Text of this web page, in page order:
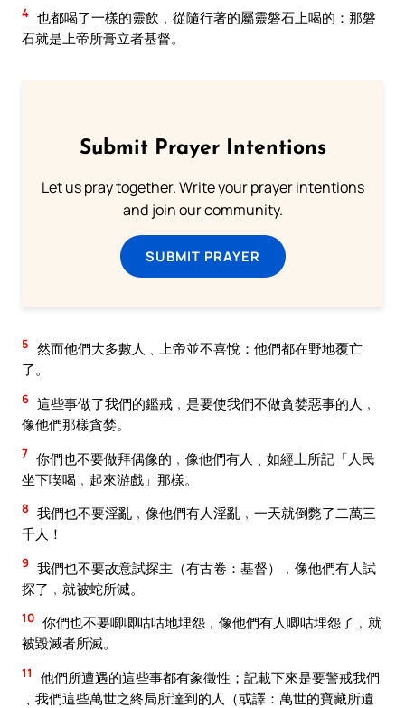
4 也都喝了一樣的靈飲﹐從隨行著的屬靈磐石上喝的：那磐
石就是上帝所膏立者基督。
Submit Prayer Intentions
Let us pray together. Write your prayer intentions
and join our community.
SUBMIT PRAYER
5 然而他們大多數人﹑上帝並不喜悅：他們都在野地覆亡
了。
6 這些事做了我們的鑑戒﹐是要使我們不做貪婪惡事的人﹐
像他們那樣貪婪。
7 你們也不要做拜偶像的﹐像他們有人﹑如經上所記「人民
坐下喫喝﹐起來游戲」那樣。
8 我們也不要淫亂﹐像他們有人淫亂﹐一天就倒斃了二萬三
千人！
9 我們也不要故意試探主（有古卷：基督）﹐像他們有人試
探了﹐就被蛇所滅。
10 你們也不要唧唧咕咕地埋怨﹐像他們有人唧咕埋怨了﹐就
被毀滅者所滅。
11
他們所遭遇的這些事都有象徵性；記載下來是要警戒我們
﹑我們這些萬世之終局所達到的人（或譯：萬世的寶藏所遺